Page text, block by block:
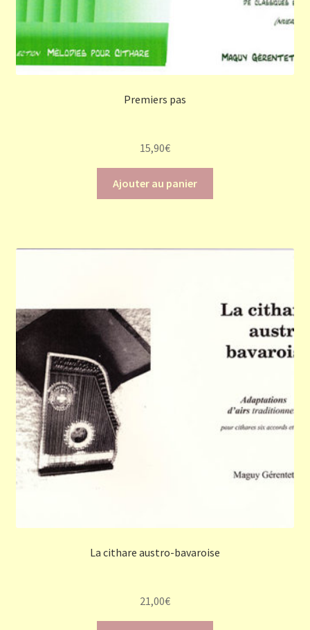
Premiers pas
15,90€
Ajouter au panier
La cithare austro-bavaroise
21,00€